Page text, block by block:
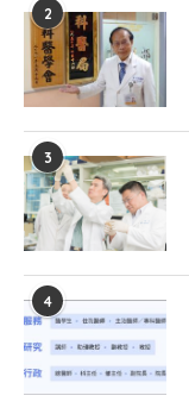
2
3
4